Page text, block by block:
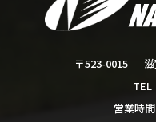
〒523-0015
TEL
営業時間